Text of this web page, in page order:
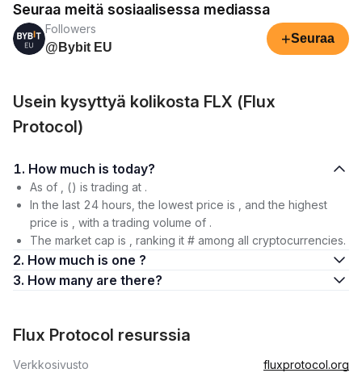
Seuraa meitä sosiaalisessa mediassa
Followers
@Bybit EU
+Seuraa
Usein kysyttyä kolikosta FLX (Flux
Protocol)
1. How much is today?
As of , () is trading at .
In the last 24 hours, the lowest price is , and the highest
price is , with a trading volume of .
The market cap is , ranking it # among all cryptocurrencies.
2. How much is one ?
3. How many are there?
Flux Protocol resurssia
Verkkosivusto
fluxprotocol.org